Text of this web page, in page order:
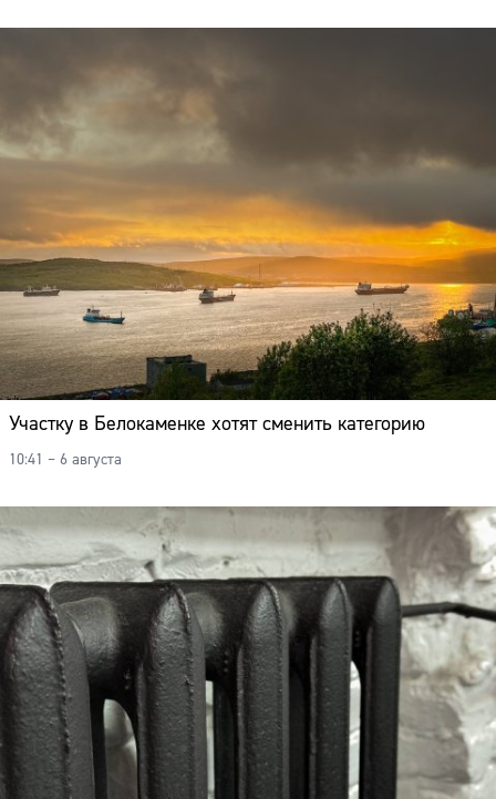
Участку в Белокаменке хотят сменить категорию
10:41 – 6 августа